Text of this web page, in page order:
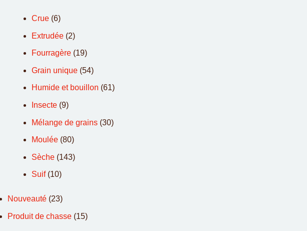
Crue (6)
Extrudée (2)
Fourragère (19)
Grain unique (54)
Humide et bouillon (61)
Insecte (9)
Mélange de grains (30)
Moulée (80)
Sèche (143)
Suif (10)
Nouveauté (23)
Produit de chasse (15)